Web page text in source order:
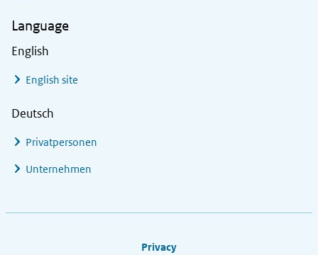
Language
English
English site
Deutsch
Privatpersonen
Unternehmen
Privacy